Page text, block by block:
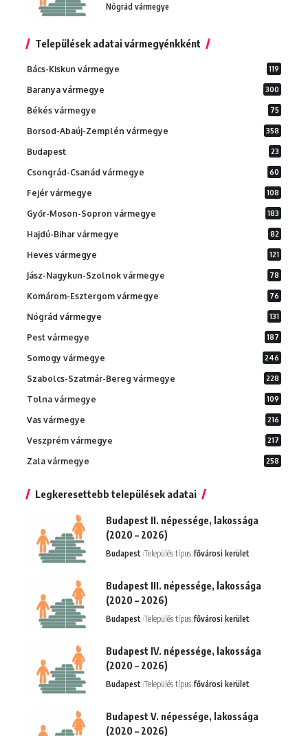
Nógrád vármegye
Települések adatai vármegyénkként
Bács-Kiskun vármegye 119
Baranya vármegye 300
Békés vármegye 75
Borsod-Abaúj-Zemplén vármegye 358
Budapest 23
Csongrád-Csanád vármegye 60
Fejér vármegye 108
Győr-Moson-Sopron vármegye 183
Hajdú-Bihar vármegye 82
Heves vármegye 121
Jász-Nagykun-Szolnok vármegye 78
Komárom-Esztergom vármegye 76
Nógrád vármegye 131
Pest vármegye 187
Somogy vármegye 246
Szabolcs-Szatmár-Bereg vármegye 228
Tolna vármegye 109
Vas vármegye 216
Veszprém vármegye 217
Zala vármegye 258
Legkeresettebb települések adatai
Budapest II. népessége, lakossága
(2020 – 2026)
Budapest Település típus:fővárosi kerület
Budapest III. népessége, lakossága
(2020 – 2026)
Budapest Település típus:fővárosi kerület
Budapest IV. népessége, lakossága
(2020 – 2026)
Budapest Település típus:fővárosi kerület
Budapest V. népessége, lakossága
(2020 – 2026)